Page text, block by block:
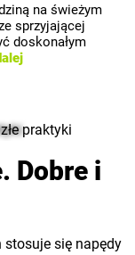
na świeżym
sprzyjającej
doskonałym
Dobre i
stosuje się napędy